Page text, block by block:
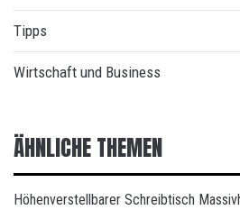
Tipps
Wirtschaft und Business
ÄHNLICHE THEMEN
Höhenverstellbarer Schreibtisch